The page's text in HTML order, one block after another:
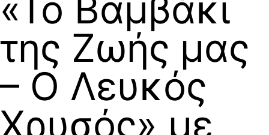
της Ζωής μας
– Ο Λευκός
Χρυσός» με